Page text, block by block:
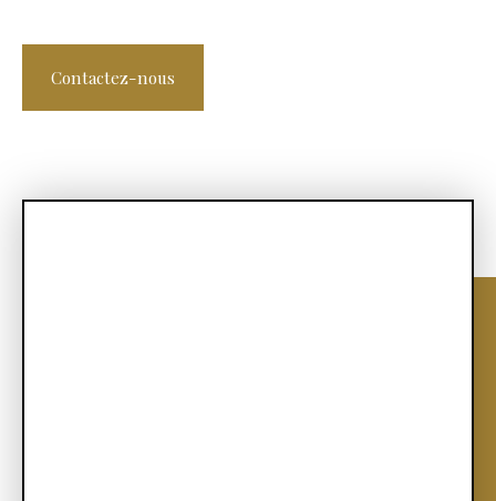
Contactez-nous